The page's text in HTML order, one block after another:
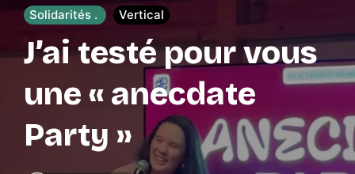
Solidarités Vertical
J’ai testé pour vous
une « anecdate
Party »